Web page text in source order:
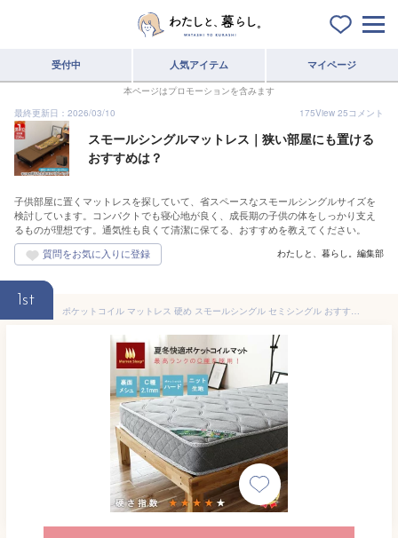
受付中 人気アイテム マイページ
本ページはプロモーションを含みます
最終更新日：2026/03/10
175View 25コメント
スモールシングルマットレス｜狭い部屋にも置ける
おすすめは？
子供部屋に置くマットレスを探していて、省スペースなスモールシングルサイズを
検討しています。コンパクトでも寝心地が良く、成長期の子供の体をしっかり支え
るものが理想です。通気性も良くて清潔に保てる、おすすめを教えてください。
わたしと、暮らし。編集部
1st
ポケットコイル マットレス 硬め スモールシングル セミシングル おすすめ ハード ポケットコイルマットレス 極太ポケットコイル 11層 高反発ウレタン 腰痛対策 マット 3D立体3Dメッシュ コンパクト murren QSM-160 固め かため リバーシブル 抗菌 防臭